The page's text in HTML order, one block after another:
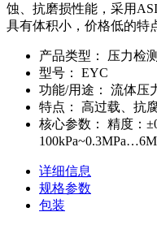
蚀、抗磨损性能，采用
具有体积小，价格低的特
产品类型：
压力检测
型号：
EYC
功能/用途：
流体压
特点：
高过载、抗
核心参数：
精度：
详细信息
规格参数
包装